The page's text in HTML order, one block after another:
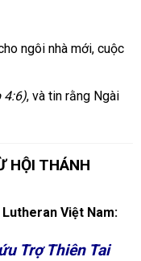
ngôi nhà mới, cuộc
4:6), và tin rằng Ngài
HỘI THÁNH
Việt Nam:
Trợ Thiên Tai